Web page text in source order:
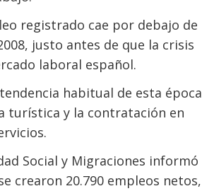
registrado cae por debajo de
justo antes de que la crisis
laboral español.
habitual de esta época
turística y la contratación en
Social y Migraciones informó
crearon 20.790 empleos netos,